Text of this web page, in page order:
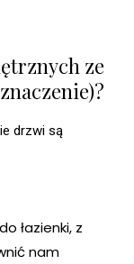
ze
drzwi są
łazienki, z
nam